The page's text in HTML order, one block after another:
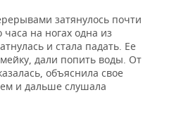
затянулось почти
на ногах одна из
и стала падать. Ее
дали попить воды. От
объяснила свое
и дальше слушала